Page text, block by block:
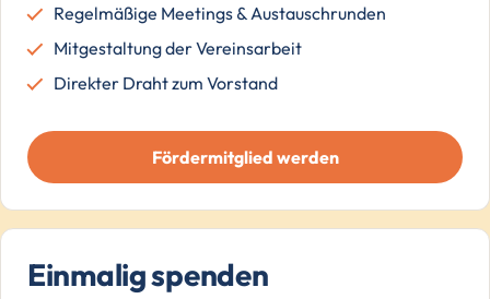
Regelmäßige Meetings & Austauschrunden
Mitgestaltung der Vereinsarbeit
Direkter Draht zum Vorstand
Fördermitglied werden
Einmalig spenden